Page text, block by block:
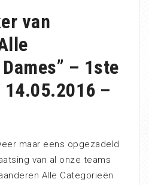
van
– 1ste
–
maar eens opgezadeld
van al onze teams
Alle Categorieën